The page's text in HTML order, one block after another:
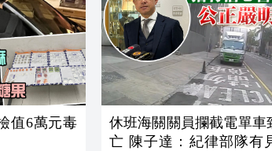
值6萬元毒
休班海關關員攔截電單車
亡 陳子達：紀律部隊有